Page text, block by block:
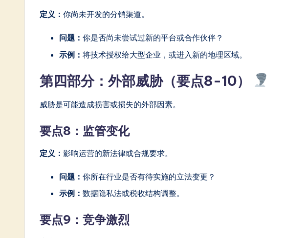
定义： 你尚未开发的分销渠道。
问题： 你是否尚未尝试过新的平台或合作伙伴？
示例： 将技术授权给大型企业，或进入新的地理区域。
第四部分：外部威胁（要点8-10）
威胁是可能造成损害或损失的外部因素。
要点8：监管变化
定义： 影响运营的新法律或合规要求。
问题： 你所在行业是否有待实施的立法变更？
示例： 数据隐私法或税收结构调整。
要点9：竞争激烈